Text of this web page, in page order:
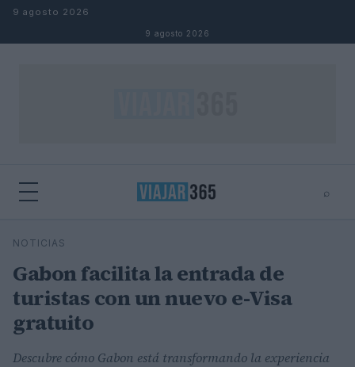
Saltar al contenido
9 agosto 2026
9 agosto 2026
⌕
Buscar
NOTICIAS
Gabon facilita la entrada de
turistas con un nuevo e-Visa
gratuito
Descubre cómo Gabon está transformando la experiencia